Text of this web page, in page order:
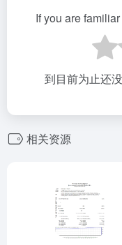
If you are
到目前为止还
相关资源